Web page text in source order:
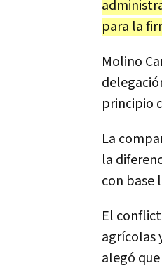
para la
Molino
principio
La
la
con base
El
agrícolas
alegó